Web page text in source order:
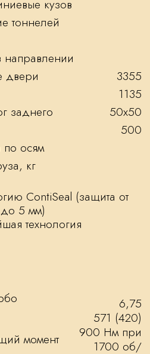
23,6
до 625
купить
у
Кутузовский»
самой
Кроме
можно по
Phantom
по
Вы
отдела
центра.